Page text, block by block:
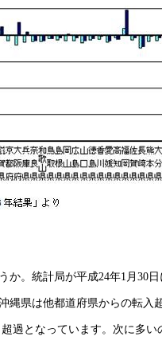
か。統計局が平成24年1月
縄県は他都道府県からの転入
過となっています。次に多